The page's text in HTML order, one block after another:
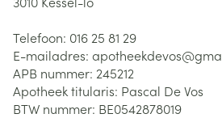
Telefoon: 016 25 81 29
E-mailadres: apotheekdevos@
APB nummer: 245212
Apotheek titularis: Pascal De Vos
BTW nummer: BE0542878019